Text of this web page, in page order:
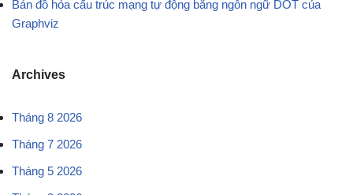
Bản đồ hóa cấu trúc mạng tự động bằng ngôn ngữ DOT của
Graphviz
Archives
Tháng 8 2026
Tháng 7 2026
Tháng 5 2026